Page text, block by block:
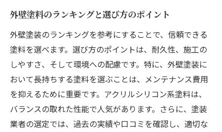
外壁塗料のランキングと選び方のポイント
外壁塗装のランキングを参考にすることで、信頼できる
塗料を選べます。選び方のポイントは、耐久性、施工の
しやすさ、そして環境への配慮です。特に、外壁塗装に
おいて長持ちする塗料を選ぶことは、メンテナンス費用
を抑えるために重要です。アクリルシリコン系塗料は、
バランスの取れた性能で人気があります。さらに、塗装
業者の選定では、過去の実績や口コミを確認し、適切な